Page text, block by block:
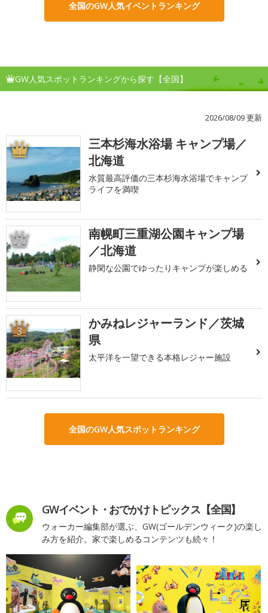
全国のGW人気イベントランキング
GW人気スポットランキングから探す【全国】
2026/08/09 更新
1
三本杉海水浴場 キャンプ場／
北海道
水質最高評価の三本杉海水浴場でキャンプ
ライフを満喫
2
南幌町三重湖公園キャンプ場
／北海道
静閑な公園でゆったりキャンプが楽しめる
3
かみねレジャーランド／茨城
県
太平洋を一望できる本格レジャー施設
全国のGW人気スポットランキング
GWイベント・おでかけトピックス【全国】
ウォーカー編集部が選ぶ、GW(ゴールデンウィーク)の楽し
み方を紹介。家で楽しめるコンテンツも続々！